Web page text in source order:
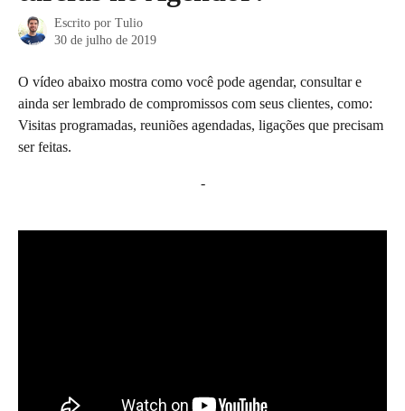
Escrito por Tulio
30 de julho de 2019
O vídeo abaixo mostra como você pode agendar, consultar e
ainda ser lembrado de compromissos com seus clientes, como:
Visitas programadas, reuniões agendadas, ligações que precisam
ser feitas.
-